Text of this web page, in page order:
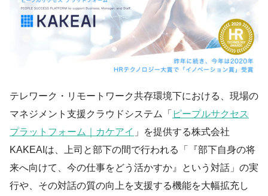
テレワーク・リモートワーク共存環境下における、現場の
マネジメント支援クラウドシステム「 ピープルサクセス
プラットフォーム｜カケアイ 」を提供する株式会社
KAKEAIは、上司と部下の間で行われる「『部下自身の将
来へ向けて、今の仕事をどう活かすか』という対話」の実
行や、その対話の質の向上を支援する機能を大幅拡充し